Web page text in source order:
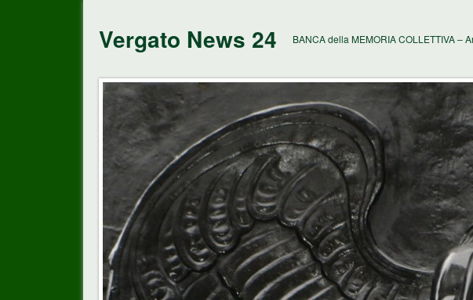
Vergato News 24 BANCA della MEMORIA COLLETTIVA –